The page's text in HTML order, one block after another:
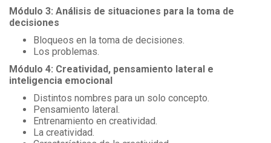
Módulo 3: Análisis de situaciones para la toma de
decisiones
Bloqueos en la toma de decisiones.
Los problemas.
Módulo 4: Creatividad, pensamiento lateral e
inteligencia emocional
Distintos nombres para un solo concepto.
Pensamiento lateral.
Entrenamiento en creatividad.
La creatividad.